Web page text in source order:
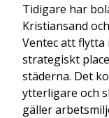
Tidigare har
Kristiansand
Ventec att
strategiskt
städerna. Det
ytterligare och
gäller